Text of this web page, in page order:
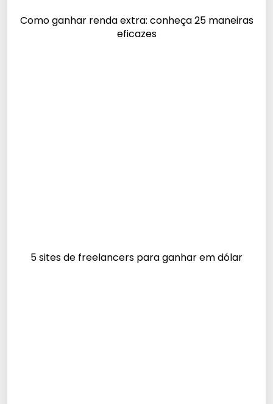
Como ganhar renda extra: conheça 25 maneiras
eficazes
5 sites de freelancers para ganhar em dólar